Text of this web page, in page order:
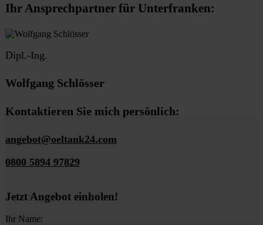
Ihr Ansprechpartner für Unterfranken:
Dipl.-Ing.
Wolfgang Schlösser
Kontaktieren Sie mich persönlich:
angebot@oeltank24.com
0800 5894 97829
Jetzt Angebot einholen!
Ihr Name: